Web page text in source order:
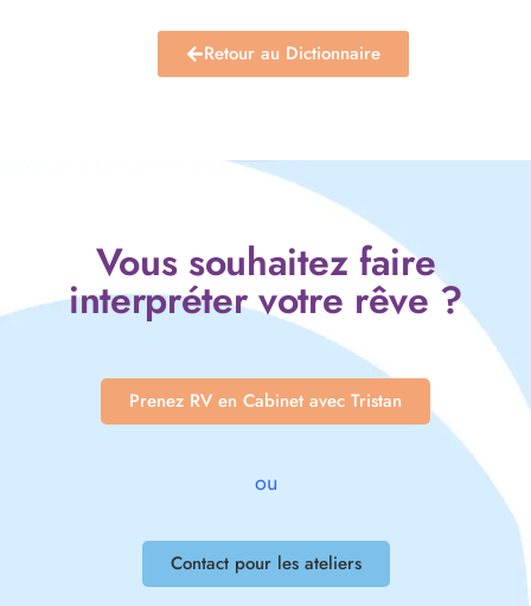
Retour au Dictionnaire
Vous souhaitez faire
interpréter votre rêve ?
Prenez RV en Cabinet avec Tristan
ou
Contact pour les ateliers